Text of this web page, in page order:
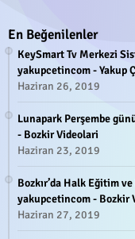
En Beğenilenler
KeySmart Tv Merkezi
yakupcetincom - Yakup
Haziran 26, 2019
Lunapark Perşembe
- Bozkir Videolari
Haziran 23, 2019
Bozkır’da Halk Eğitim
yakupcetincom - Bozkir
Haziran 27, 2019